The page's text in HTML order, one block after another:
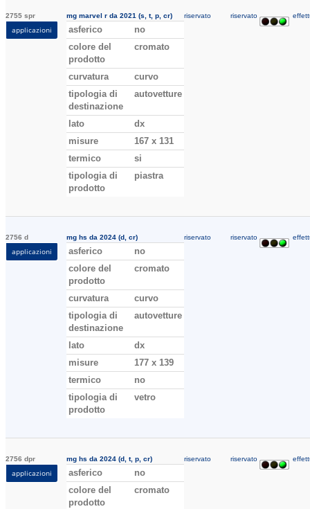
2755 spr
applicazioni
mg marvel r da 2021 (s, t, p, cr)
asferico
no
colore del
prodotto
cromato
curvatura
curvo
tipologia di
destinazione
autovetture
lato
dx
misure
167 x 131
termico
si
tipologia di
prodotto
piastra
riservato riservato
2756 d
applicazioni
mg hs da 2024 (d, cr)
asferico
no
colore del
prodotto
cromato
curvatura
curvo
tipologia di
destinazione
autovetture
lato
dx
misure
177 x 139
termico
no
tipologia di
prodotto
vetro
riservato riservato
2756 dpr
applicazioni
mg hs da 2024 (d, t, p, cr)
asferico
no
colore del
prodotto
cromato
riservato riservato